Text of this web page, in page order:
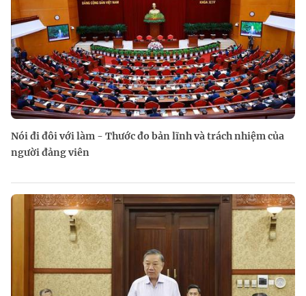
Nói đi đôi với làm - Thước đo bản lĩnh và trách nhiệm của
người đảng viên